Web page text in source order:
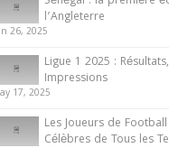
Internationales
de l’équipe
football du Cameroun
2025
l’Angleterre
26, 2025
Ligue 1 2025 :
Impressions
17, 2025
Les Joueurs de
Célèbres de Tous les